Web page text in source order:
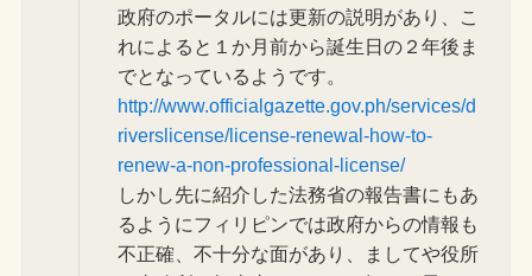
政府のポータルには更新の説明があり、こ
れによると１か月前から誕生日の２年後ま
でとなっているようです。
http://www.officialgazette.gov.ph/services/d
riverslicense/license-renewal-how-to-
renew-a-non-professional-license/
しかし先に紹介した法務省の報告書にもあ
るようにフィリピンでは政府からの情報も
不正確、不十分な面があり、ましてや役所